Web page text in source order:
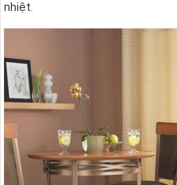
nhiệt.